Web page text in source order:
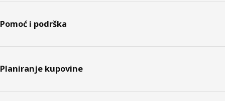
Pomoć i podrška
Planiranje kupovine